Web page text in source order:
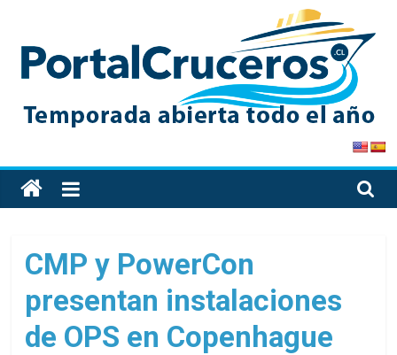
content
PortalCruceros
Toda
la
de
cruceros
en
un
solo
CMP y PowerCon
presentan instalaciones
de OPS en Copenhague